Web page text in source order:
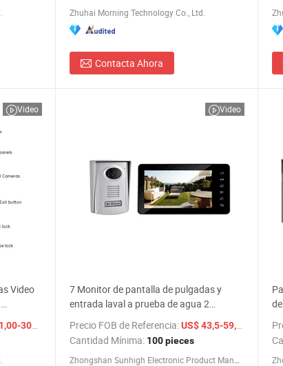
Zhuhai Morning Technology Co., Ltd.
Contacta Ahora
Video
Video
300,00
/ Set
Video
7 Monitor de pantalla de pulgadas y
entrada laval a prueba de agua 2
Videoportero de dos vías
Precio FOB de Referencia:US$ 43,5-59,5 / pieces
Cantidad Mínima: 100 pieces